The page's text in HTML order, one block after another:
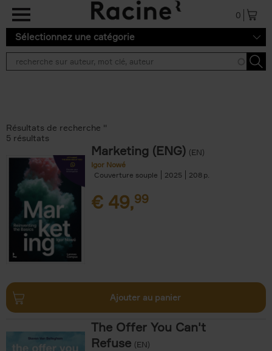
Aller au contenu principal
0
Sélectionnez une catégorie
Résultats de recherche ''
5 résultats
Marketing (ENG) (EN)
Igor Nowé
Couverture souple
2025 208
€ 49,99
Ajouter au panier
The Offer You Can't
Refuse (EN)